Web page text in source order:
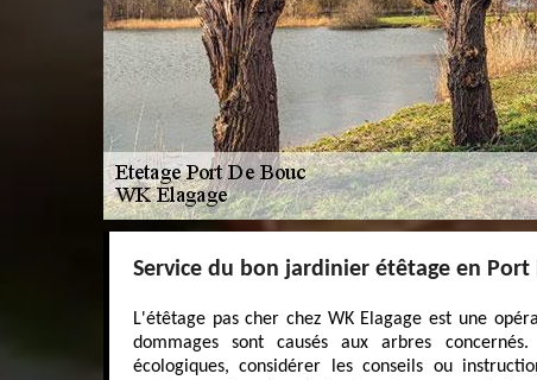
Service du bon jardinier étêtage en Port
L'étêtage pas cher chez WK Elagage est une
dommages sont causés aux arbres
écologiques, considérer les conseils ou